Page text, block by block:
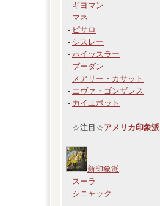
|- ギヨマン
|- マネ
|- ピサロ
|- シスレー
|- ホイッスラー
|- ブーダン
|- メアリー・カサット
|- エヴァ・ゴンザレス
|- カイユボット
|- ☆注目☆アメリカ印象派
新印象派
|- スーラ
|- シニャック